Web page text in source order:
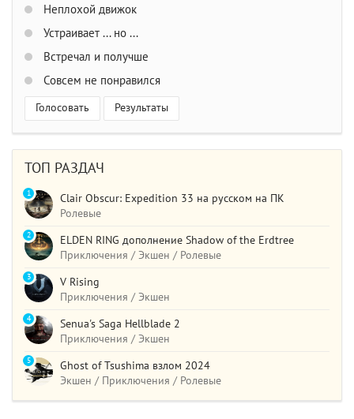
Неплохой движок
Устраивает ... но ...
Встречал и получше
Совсем не понравился
Голосовать Результаты
ТОП РАЗДАЧ
Clair Obscur: Expedition 33 на русском на ПК
Ролевые
1
ELDEN RING дополнение Shadow of the Erdtree
Приключения / Экшен / Ролевые
2
V Rising
Приключения / Экшен
3
Senua's Saga Hellblade 2
Приключения / Экшен
4
Ghost of Tsushima взлом 2024
Экшен / Приключения / Ролевые
5